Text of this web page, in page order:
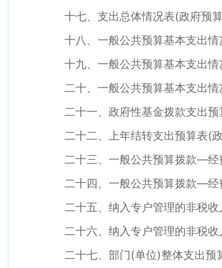
十七、支出总体情况表(政府预
十八、一般公共预算基本支出情
十九、一般公共预算基本支出情
二十、一般公共预算基本支出情
二十一、政府性基金拨款支出预
二十二、上年结转支出预算表(
二十三、一般公共预算拨款—经
二十四、一般公共预算拨款—经
二十五、纳入专户管理的非税收
二十六、纳入专户管理的非税收
二十七、部门(单位)整体支出预